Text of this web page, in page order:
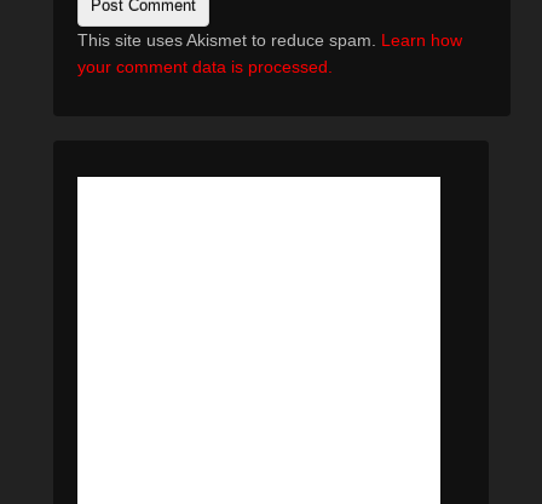
This site uses Akismet to reduce spam. Learn how
your comment data is processed.